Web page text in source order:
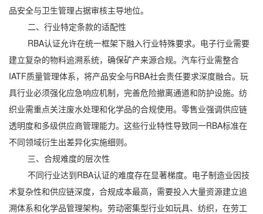
品安全与卫生管理占据审核主导地位。
二、行业特定条款的适配性
RBA认证允许在统一框架下融入行业特殊要求。电子行业需要
建立复杂的物料追溯系统，确保矿产来源合规。汽车行业需整合
IATF质量管理体系，将产品安全与RBA社会责任要求深度融合。玩
具行业必须强化应急响应机制，完善危险撤离通道和防护设施。纺
织业需重点关注废水处理和化学品的合规使用。零售业强调供应链
透明度和多级供应商管理能力。这些行业特性导致同一RBA标准在
不同领域衍生出差异化实施细则。
三、合规难度的层次性
不同行业达到RBA认证的难度存在显著梯度。电子制造业因技
术复杂性和供应链深度，合规成本最高，需要投入大量资源建立追
溯体系和化学品管理架构。劳动密集型行业如玩具、纺织，在劳工